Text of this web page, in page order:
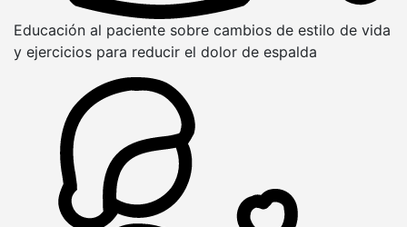
Educación al paciente sobre cambios de estilo de vida
y ejercicios para reducir el dolor de espalda